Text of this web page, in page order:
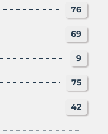
76
69
9
75
42